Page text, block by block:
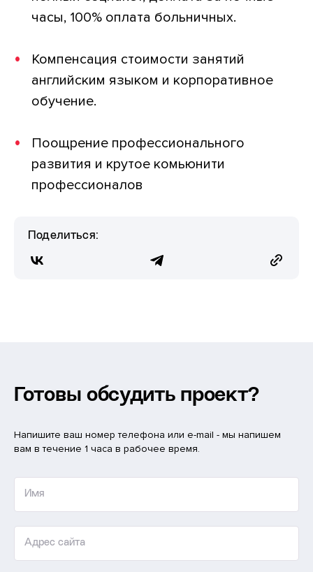
часы, 100% оплата больничных.
Компенсация стоимости занятий
английским языком и корпоративное
обучение.
Поощрение профессионального
развития и крутое комьюнити
профессионалов
Поделиться:
Готовы обсудить проект?
Напишите ваш номер телефона или e-mail - мы напишем
вам в течение 1 часа в рабочее время.
Имя
Адрес сайта